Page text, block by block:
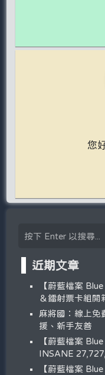
您
近期文章
【蔚藍檔案
＆鐳射票卡組開
麻將國：線上免
援、新手友善
【蔚藍檔案
INSANE
【蔚藍檔案